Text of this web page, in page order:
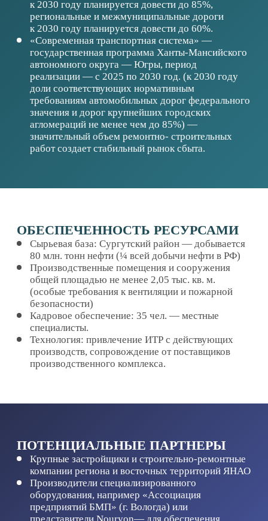
ПОТЕНЦИАЛЬНЫЕ ПАРТНЕРЫ
Крупные застройщики и строительно-ремонтные
компании региона и восточных территорий ЯНАО
Производители специализированного
оборудования, например «Ассоциация
предприятий БМП» (г. Вологда) или
представители Nouryon— для обеспечения
поставки, шефмонтажа и пуско-наладки с
обучением персонала.
ГОСУДАРСТВЕННАЯ ПОДДЕРЖКА
Предоставление земельного участка с
подведенными коммуникациями / подведение
Поддержка в части предоставления целевых
рынок ХМАО-Югры и соседних регионов
Организация переговоров с потенциальными
партнерами
Скачать кейс в формате PDF
СМОТРИТЕ ТАКЖЕ
СОПРОВОЖДЕНИЕ
ПРОЕКТОВ